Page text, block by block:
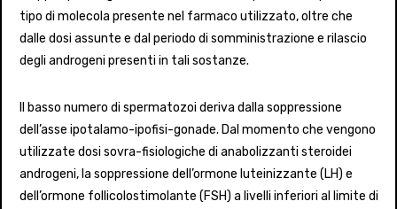
tipo di molecola presente nel farmaco utilizzato, oltre che
dalle dosi assunte e dal periodo di somministrazione e rilascio
degli androgeni presenti in tali sostanze.
Il basso numero di spermatozoi deriva dalla soppressione
dell’asse ipotalamo-ipofisi-gonade. Dal momento che vengono
utilizzate dosi sovra-fisiologiche di anabolizzanti steroidei
androgeni, la soppressione dell’ormone luteinizzante (LH) e
dell’ormone follicolostimolante (FSH) a livelli inferiori al limite di